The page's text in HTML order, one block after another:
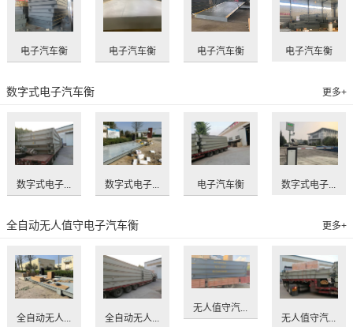
电子汽车衡 电子汽车衡 电子汽车衡 电子汽车衡
数字式电子汽车衡 更多+
数字式电子... 数字式电子... 电子汽车衡 数字式电子...
全自动无人值守电子汽车衡 更多+
全自动无人... 全自动无人...
无人值守汽...
无人值守汽...